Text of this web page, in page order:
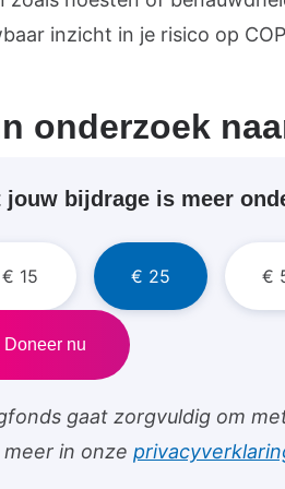
inzicht in je risico op
onderzoek
jouw bijdrage is meer
€ 15 € 25 €
Doneer nu
gaat zorgvuldig om
meer in onze